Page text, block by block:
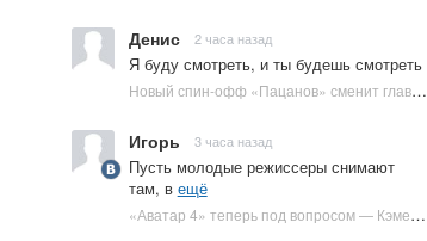
Денис 2 часа назад
Я буду смотреть, и ты будешь смотреть
Новый спин-офф «Пацанов» сменит главного героя | Plugged In Ru
Игорь 3 часа назад
Пусть молодые режиссеры снимают
там, в ещё
«Аватар 4» теперь под вопросом — Кэмерон решил отойти от продолжения | Plugged In Ru